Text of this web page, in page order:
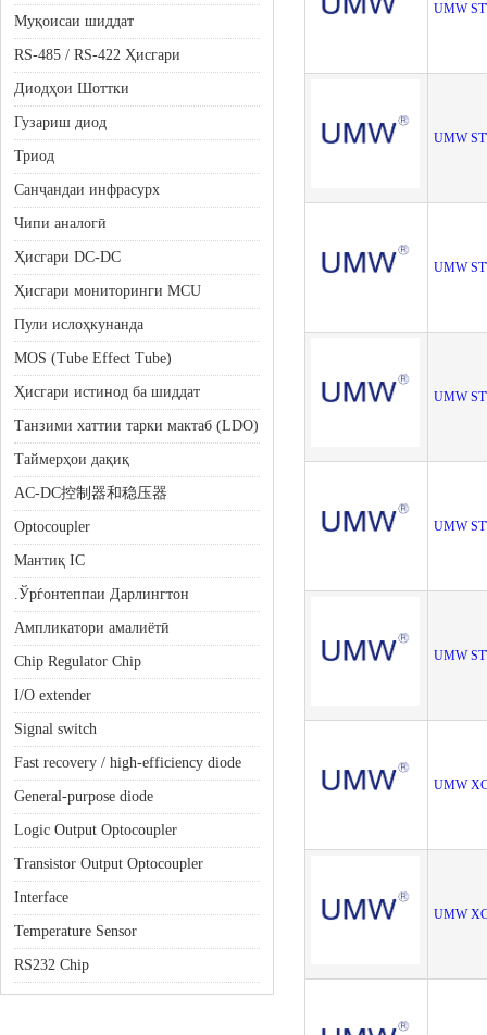
Муқоисаи шиддат
RS-485 / RS-422 Ҳисгари
Диодҳои Шоттки
Гузариш диод
Триод
Санҷандаи инфрасурх
Чипи аналогӣ
Ҳисгари DC-DC
Ҳисгари мониторинги MCU
Пули ислоҳкунанда
MOS (Tube Effect Tube)
Ҳисгари истинод ба шиддат
Танзими хаттии тарки мактаб (LDO)
Таймерҳои дақиқ
AC-DC控制器和稳压器
Optocoupler
Мантиқ IC
.Ўрѓонтеппаи Дарлингтон
Ампликатори амалиётӣ
Chip Regulator Chip
I/O extender
Signal switch
Fast recovery / high-efficiency diode
General-purpose diode
Logic Output Optocoupler
Transistor Output Optocoupler
Interface
Temperature Sensor
RS232 Chip
UMW
UMW
UMW
UMW
UMW
UMW
UMW
UMW